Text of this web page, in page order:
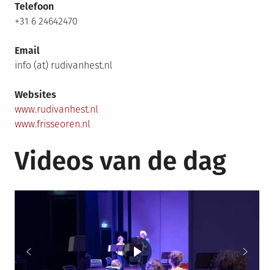
Telefoon
+31 6 24642470
Email
info (at) rudivanhest.nl
Websites
www.rudivanhest.nl
www.frisseoren.nl
Videos van de dag